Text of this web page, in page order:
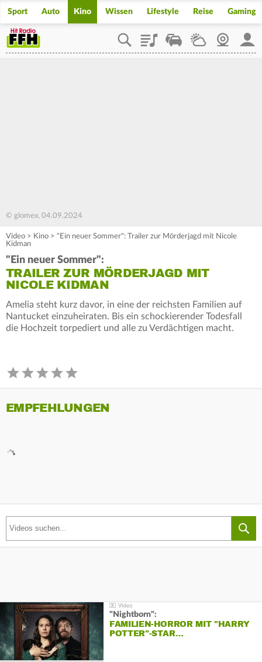
Sport Auto Kino Wissen Lifestyle Reise Gaming
PlaylistStaupilotWetterWebcam
© glomex, 04.09.2024
Video > Kino > "Ein neuer Sommer": Trailer zur Mörderjagd mit Nicole
Kidman
"Ein neuer Sommer":
TRAILER ZUR MÖRDERJAGD MIT
NICOLE KIDMAN
Amelia steht kurz davor, in eine der reichsten Familien auf
Nantucket einzuheiraten. Bis ein schockierender Todesfall
die Hochzeit torpediert und alle zu Verdächtigen macht.
EMPFEHLUNGEN
"Nightborn":
FAMILIEN-HORROR MIT "HARRY
POTTER"-STAR…